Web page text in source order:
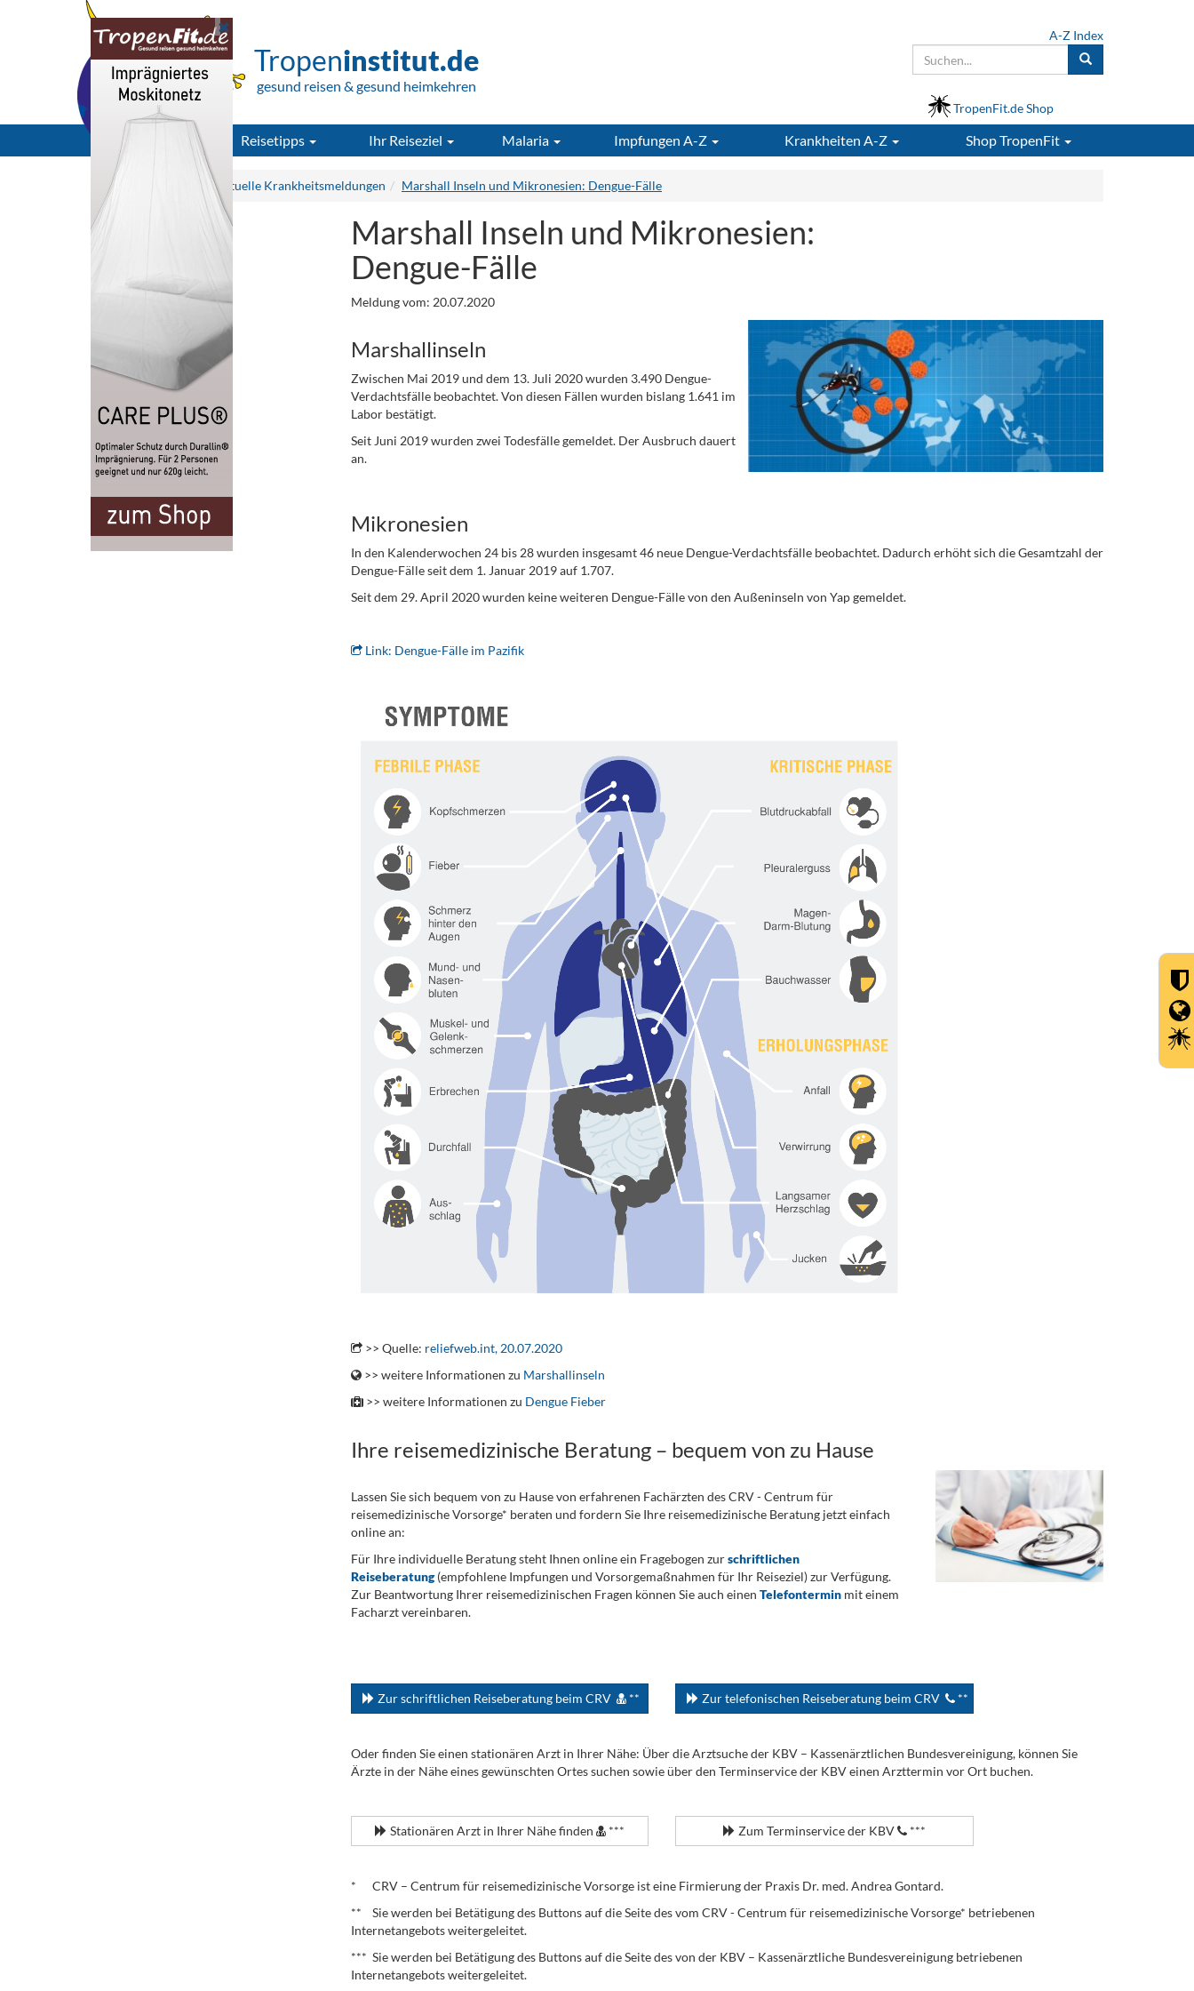
Tropeninstitut.de
gesund reisen & gesund heimkehren
A-Z Index
TropenFit.de Shop
Reisetipps Ihr Reiseziel Malaria Impfungen A-Z Krankheiten A-Z ShopTropenFit
Tropeninstitut.de Aktuelle Krankheitsmeldungen Marshall Inseln und Mikronesien: Dengue-Fälle
Marshall Inseln und Mikronesien:
Dengue-Fälle
Meldung vom: 20.07.2020
Marshallinseln
Zwischen Mai 2019 und dem 13. Juli 2020 wurden 3.490 Dengue-
Verdachtsfälle beobachtet. Von diesen Fällen wurden bislang 1.641 im
Labor bestätigt.
Seit Juni 2019 wurden zwei Todesfälle gemeldet. Der Ausbruch dauert
an.
Mikronesien
In den Kalenderwochen 24 bis 28 wurden insgesamt 46 neue Dengue-Verdachtsfälle beobachtet. Dadurch erhöht sich die Gesamtzahl der
Dengue-Fälle seit dem 1. Januar 2019 auf 1.707.
Seit dem 29. April 2020 wurden keine weiteren Dengue-Fälle von den Außeninseln von Yap gemeldet.
Link: Dengue-Fälle im Pazifik
>> Quelle: reliefweb.int, 20.07.2020
>> weitere Informationen zu Marshallinseln
>> weitere Informationen zu Dengue Fieber
Ihre reisemedizinische Beratung – bequem von zu Hause
Lassen Sie sich bequem von zu Hause von erfahrenen Fachärzten des CRV - Centrum für
reisemedizinische Vorsorge* beraten und fordern Sie Ihre reisemedizinische Beratung jetzt einfach
online an:
Für Ihre individuelle Beratung steht Ihnen online ein Fragebogen zurschriftlichen
Reiseberatung(empfohlene Impfungen und Vorsorgemaßnahmen für Ihr Reiseziel) zur Verfügung.
Zur Beantwortung Ihrer reisemedizinischen Fragen können Sie auch einen Telefonterminmit einem
Facharzt vereinbaren.
Zur schriftlichen Reiseberatung beim CRV ** Zur telefonischen Reiseberatung beim CRV **
Oder finden Sie einen stationären Arzt in Ihrer Nähe: Über die Arztsuche der KBV – Kassenärztlichen Bundesvereinigung, können Sie
Ärzte in der Nähe eines gewünschten Ortes suchen sowie über den Terminservice der KBV einen Arzttermin vor Ort buchen.
Stationären Arzt in Ihrer Nähe finden *** Zum Terminservice der KBV ***
* CRV – Centrum für reisemedizinische Vorsorge ist eine Firmierung der Praxis Dr. med. Andrea Gontard.
** Sie werden bei Betätigung des Buttons auf die Seite des vom CRV - Centrum für reisemedizinische Vorsorge* betriebenen
Internetangebots weitergeleitet.
*** Sie werden bei Betätigung des Buttons auf die Seite des von der KBV – Kassenärztliche Bundesvereinigung betriebenen
Internetangebots weitergeleitet.